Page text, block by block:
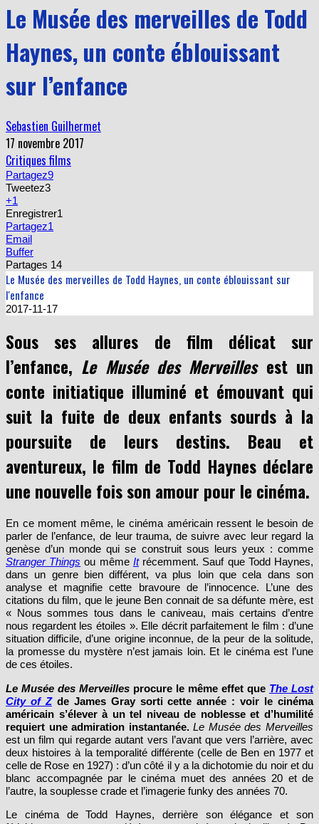
Le Musée des merveilles de Todd
Haynes, un conte éblouissant
sur l’enfance
Sebastien Guilhermet
17 novembre 2017
Critiques films
Partagez9
Tweetez
+1
Enregistrer
Partagez
Email
Buffer
Partages 14
Le Musée des merveilles de Todd Haynes, un conte éblouissant sur
l'enfance
Sous ses allures de film délicat sur
l’enfance,Le Musée des Merveillesest un
conte initiatique illuminé et émouvant qui
suit la fuite de deux enfants sourds à la
poursuite de leurs destins. Beau et
aventureux, le film de Todd Haynes déclare
une nouvelle fois son amour pour le cinéma.
En ce moment même, le cinéma américain ressent le besoin de
parler de l’enfance, de leur trauma, de suivre avec leur regard la
genèse d’un monde qui se construit sous leurs yeux : comme
Stranger Things ou mêmeItrécemment. Sauf que Todd Haynes,
dans un genre bien différent, va plus loin que cela dans son
analyse et magnifie cette bravoure de l’innocence. L’une des
citations du film, que le jeune Ben connait de sa défunte mère, est
« Nous sommes tous dans le caniveau, mais certains d’entre
nous regardent les étoiles ». Elle décrit parfaitement le film : d’une
situation difficile, d’une origine inconnue, de la peur de la solitude,
la promesse du mystère n’est jamais loin. Et le cinéma est l’une
Le Musée des Merveillesprocure le même effet queThe Lost
City of Zde James Gray sorti cette année : voir le cinéma
américain s’élever à un tel niveau de noblesse et d’humilité
requiert une admiration instantanée. Le Musée des Merveilles
est un film qui regarde autant vers l’avant que vers l’arrière, avec
deux histoires à la temporalité différente (celle de Ben en 1977 et
celle de Rose en 1927) : d’un côté il y a la dichotomie du noir et du
blanc accompagnée par le cinéma muet des années 20 et de
l’autre, la souplesse crade et l’imagerie funky des années 70.